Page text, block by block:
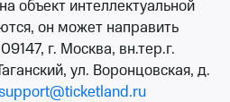
молодежи, детские и
как раз сможете найти
музыкальные, детские, open-
объект интеллектуальной
он может направить
г. Москва, вн.тер.г.
ул. Воронцовская, д.